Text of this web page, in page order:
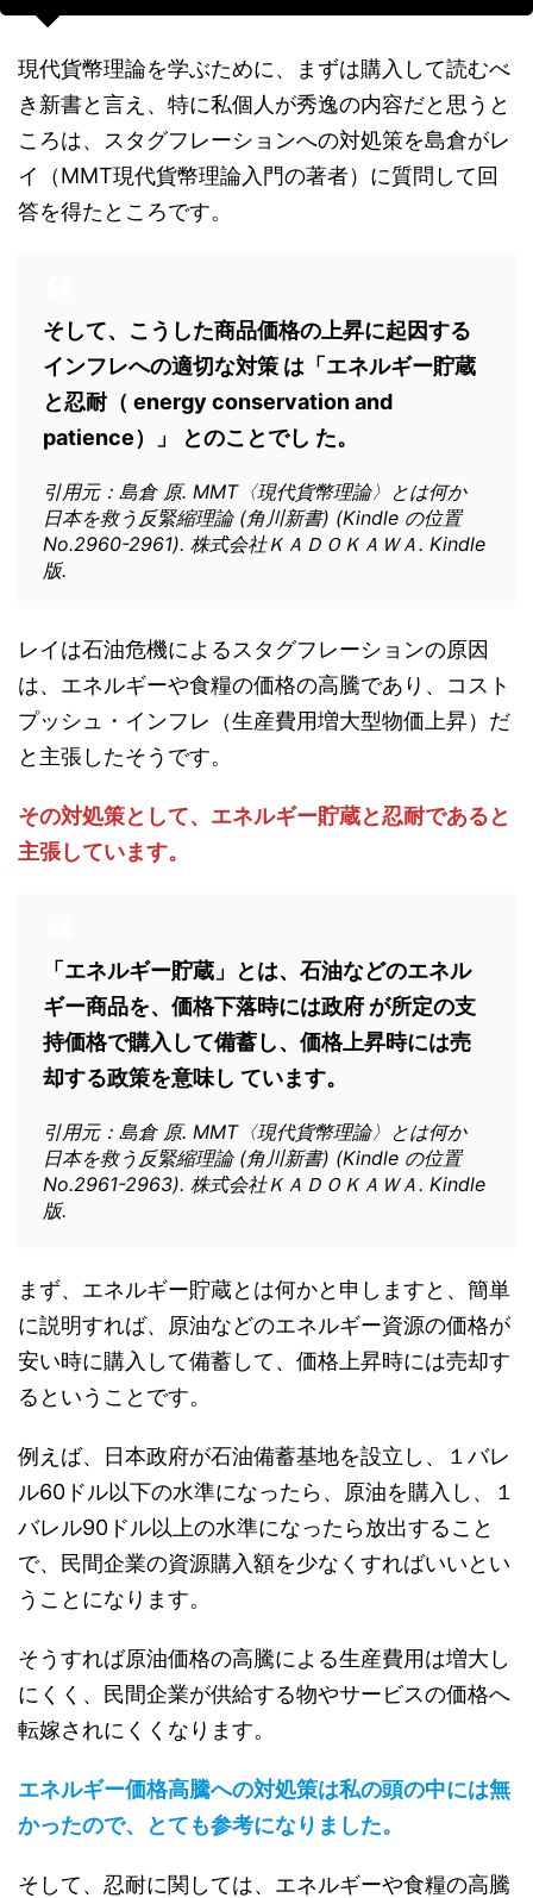
現代貨幣理論を学ぶために、まずは購入して読むべ
き新書と言え、特に私個人が秀逸の内容だと思うと
ころは、スタグフレーションへの対処策を島倉がレ
イ（MMT現代貨幣理論入門の著者）に質問して回
答を得たところです。
そして、こうした商品価格の上昇に起因する
インフレへの適切な対策 は「エネルギー貯蔵
と忍耐（ energy conservation and
patience）」 とのことでし た。
引用元：島倉 原. MMT〈現代貨幣理論〉とは何か
日本を救う反緊縮理論 (角川新書) (Kindle の位置
No.2960-2961). 株式会社ＫＡＤＯＫＡＷＡ. Kindle
版.
レイは石油危機によるスタグフレーションの原因
は、エネルギーや食糧の価格の高騰であり、コスト
プッシュ・インフレ（生産費用増大型物価上昇）だ
と主張したそうです。
その対処策として、エネルギー貯蔵と忍耐であると
主張しています。
「エネルギー貯蔵」とは、石油などのエネル
ギー商品を、価格下落時には政府 が所定の支
持価格で購入して備蓄し、価格上昇時には売
却する政策を意味し ています。
引用元：島倉 原. MMT〈現代貨幣理論〉とは何か
日本を救う反緊縮理論 (角川新書) (Kindle の位置
No.2961-2963). 株式会社ＫＡＤＯＫＡＷＡ. Kindle
版.
まず、エネルギー貯蔵とは何かと申しますと、簡単
に説明すれば、原油などのエネルギー資源の価格が
安い時に購入して備蓄して、価格上昇時には売却す
るということです。
例えば、日本政府が石油備蓄基地を設立し、１バレ
ル60ドル以下の水準になったら、原油を購入し、１
バレル90ドル以上の水準になったら放出すること
で、民間企業の資源購入額を少なくすればいいとい
うことになります。
そうすれば原油価格の高騰による生産費用は増大し
にくく、民間企業が供給する物やサービスの価格へ
転嫁されにくくなります。
エネルギー価格高騰への対処策は私の頭の中には無
かったので、とても参考になりました。
そして、忍耐に関しては、エネルギーや食糧の高騰